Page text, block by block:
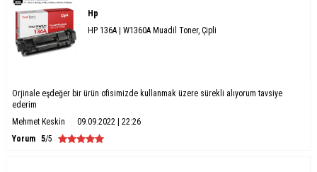
Hp
HP 136A | W1360A Muadil Toner, Çipli
Orjinale eşdeğer bir ürün ofisimizde kullanmak üzere sürekli alıyorum tavsiye
ederim
Mehmet Keskin
09.09.2022 | 22:26
Yorum 5/5